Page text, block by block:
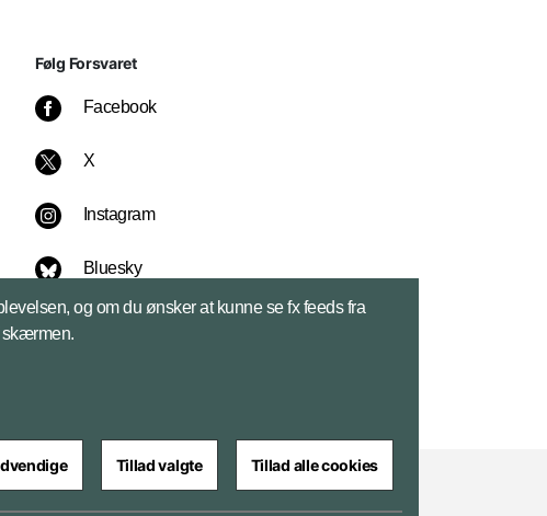
Følg Forsvaret
Facebook
X
Instagram
Bluesky
LinkedIn
og om du ønsker at kunne se fx feeds fra
skærmen.
Tillad valgte Tillad alle cookies